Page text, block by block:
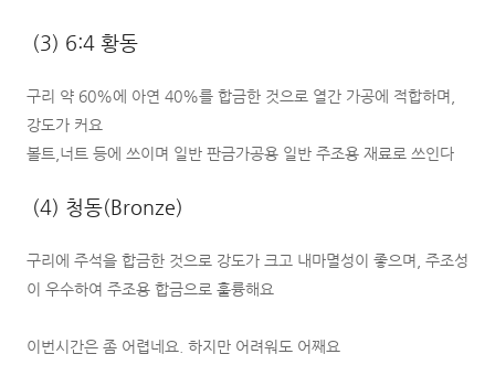
(3) 6:4 황동
구리 약 60%에 아연 40%를 합금한 것으로 열간 가공에 적합하며,
강도가 커요
볼트,너트 등에 쓰이며 일반 판금가공용 일반 주조용 재료로 쓰인다
(4) 청동(Bronze)
구리에 주석을 합금한 것으로 강도가 크고 내마멸성이 좋으며, 주조성
이 우수하여 주조용 합금으로 훌륭해요
이번시간은 좀 어렵네요. 하지만 어려워도 어째요